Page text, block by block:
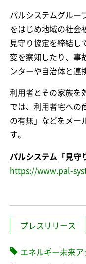
パルシステムグルー
をはじめ地域の社会
見守り協定を締結し
変を察知したり、事
ンターや自治体と連
利用者とその家族を
では、利用者宅への
の有無」などをメー
す。
パルシステム「見守
https://www.pal-
プレスリリース
エネルギー未来ア